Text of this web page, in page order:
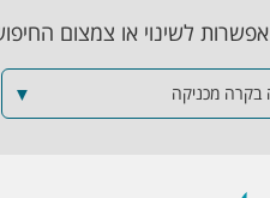
אפשרות לשינוי או צמצום
בקרה מכניקה ▼